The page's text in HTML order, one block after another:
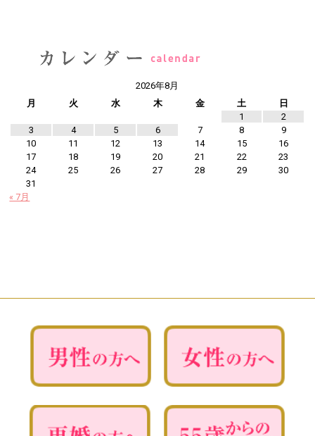
2026年8月
月
火 水 木 金 土
日
1
2
3
4 5 6 7 8
9
10
11 12 13 14 15
16
17
18 19 20 21 22
23
24
25 26 27 28 29
30
31
« 7月